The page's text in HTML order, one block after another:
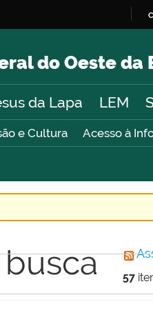
do Oeste da
da Lapa LEM
e Cultura Acesso à
57